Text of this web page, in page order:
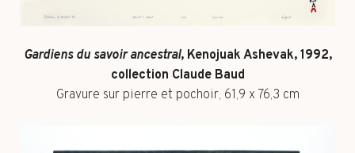
Gardiens du savoir ancestral, Kenojuak Ashevak, 1992,
collection Claude Baud
Gravure sur pierre et pochoir, 61,9 x 76,3 cm